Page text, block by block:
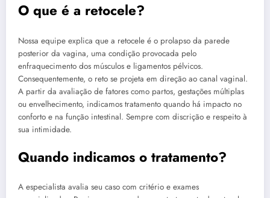
O que é a retocele?
Nossa equipe explica que a retocele é o prolapso da parede
posterior da vagina, uma condição provocada pelo
enfraquecimento dos músculos e ligamentos pélvicos.
Consequentemente, o reto se projeta em direção ao canal vaginal.
A partir da avaliação de fatores como partos, gestações múltiplas
ou envelhecimento, indicamos tratamento quando há impacto no
conforto e na função intestinal. Sempre com discrição e respeito à
sua intimidade.
Quando indicamos o tratamento?
A especialista avalia seu caso com critério e exames